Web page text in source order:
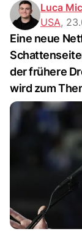
Luca
USA,
Eine neue
der frühere
wird zum